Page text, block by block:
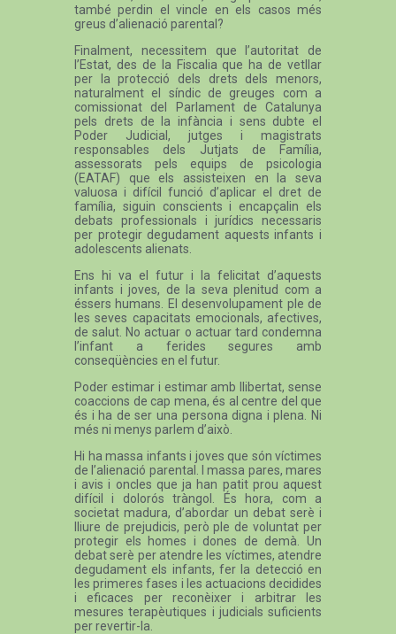
també perdin el vincle en els casos més
greus d’alienació parental?
Finalment, necessitem que l’autoritat de
l’Estat, des de la Fiscalia que ha de vetllar
per la protecció dels drets dels menors,
naturalment el síndic de greuges com a
comissionat del Parlament de Catalunya
pels drets de la infància i sens dubte el
Poder Judicial, jutges i magistrats
responsables dels Jutjats de Família,
assessorats pels equips de psicologia
(EATAF) que els assisteixen en la seva
valuosa i difícil funció d’aplicar el dret de
família, siguin conscients i encapçalin els
debats professionals i jurídics necessaris
per protegir degudament aquests infants i
adolescents alienats.
Ens hi va el futur i la felicitat d’aquests
infants i joves, de la seva plenitud com a
éssers humans. El desenvolupament ple de
les seves capacitats emocionals, afectives,
de salut. No actuar o actuar tard condemna
l’infant a ferides segures amb
conseqüències en el futur.
Poder estimar i estimar amb llibertat, sense
coaccions de cap mena, és al centre del que
és i ha de ser una persona digna i plena. Ni
més ni menys parlem d’això.
Hi ha massa infants i joves que són víctimes
de l’alienació parental. I massa pares, mares
i avis i oncles que ja han patit prou aquest
difícil i dolorós tràngol. És hora, com a
societat madura, d’abordar un debat serè i
lliure de prejudicis, però ple de voluntat per
protegir els homes i dones de demà. Un
debat serè per atendre les víctimes, atendre
degudament els infants, fer la detecció en
les primeres fases i les actuacions decidides
i eficaces per reconèixer i arbitrar les
mesures terapèutiques i judicials suficients
per revertir-la.